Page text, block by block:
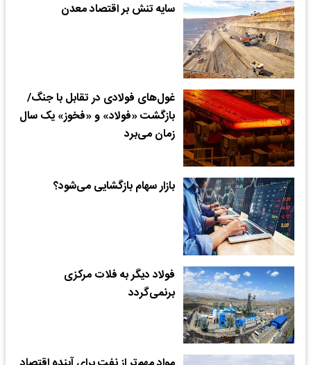
سایه تنش بر اقتصاد معدن
غول‌های فولادی در تقابل با جنگ/
بازگشت «فولاد» و «فخوز» یک سال
زمان می‌برد
بازار سهام بازگشایی می‌شود؟
فولاد دیگر به فلات مرکزی
برنمی‌گردد